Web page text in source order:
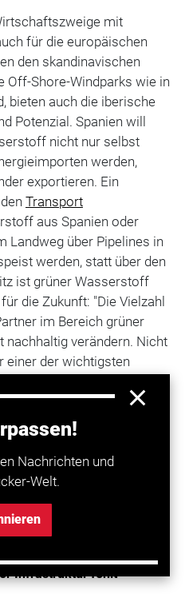
Nachrichten und
Welt.
mit
für die europäischen
den skandinavischen
Off-Shore-Windparks wie in
bieten auch die iberische
Potenzial. Spanien will
nicht nur selbst
werden,
exportieren. Ein
Transport
aus Spanien oder
Landweg über Pipelines in
werden, statt über den
ist grüner Wasserstoff
die Zukunft: "Die Vielzahl
im Bereich grüner
verändern. Nicht
einer der wichtigsten
diversifiziertere
Wachstum
Technisch
Infrastruktur fehlt